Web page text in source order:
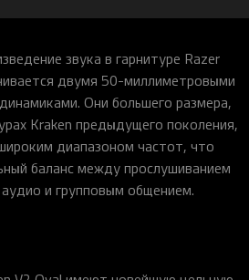
звука в гарнитуре Razer
двумя 50-миллиметровыми
Они большего размера,
Kraken предыдущего поколения,
диапазоном частот, что
баланс между прослушиванием
и групповым общением.